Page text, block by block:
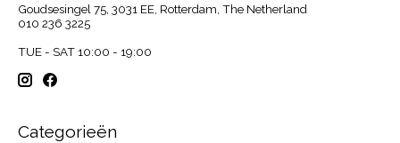
Goudsesingel 75, 3031 EE, Rotterdam, The Netherland
010 236 3225
TUE - SAT 10:00 - 19:00
Categorieën